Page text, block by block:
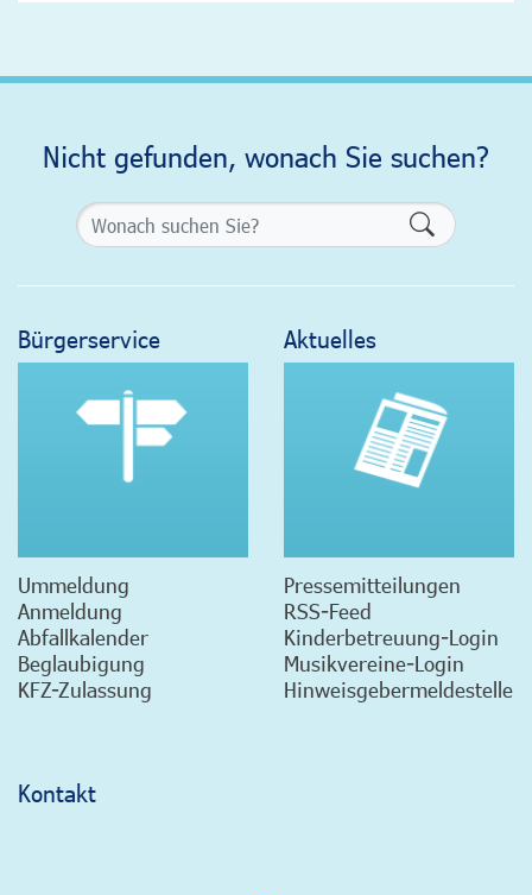
Nicht gefunden, wonach Sie suchen?
Bürgerservice
Ummeldung
Anmeldung
Abfallkalender
Beglaubigung
KFZ-Zulassung
Aktuelles
Pressemitteilungen
RSS-Feed
Kinderbetreuung-Login
Musikvereine-Login
Hinweisgebermeldestelle
Kontakt